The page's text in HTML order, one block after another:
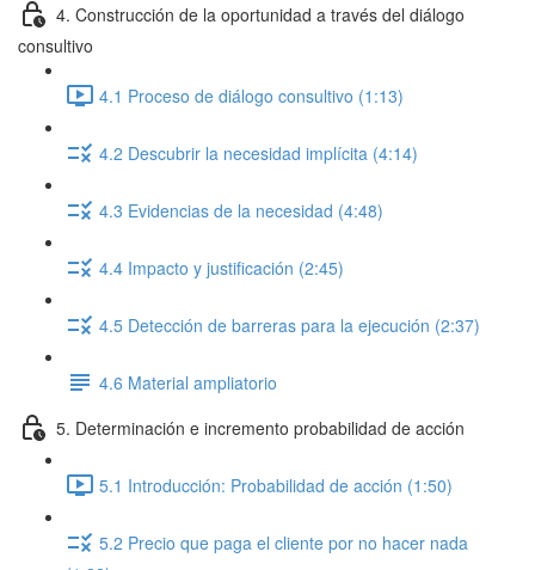
4. Construcción de la oportunidad a través del diálogo
consultivo
4.1 Proceso de diálogo consultivo (1:13)
4.2 Descubrir la necesidad implícita (4:14)
4.3 Evidencias de la necesidad (4:48)
4.4 Impacto y justificación (2:45)
4.5 Detección de barreras para la ejecución (2:37)
4.6 Material ampliatorio
5. Determinación e incremento probabilidad de acción
5.1 Introducción: Probabilidad de acción (1:50)
5.2 Precio que paga el cliente por no hacer nada